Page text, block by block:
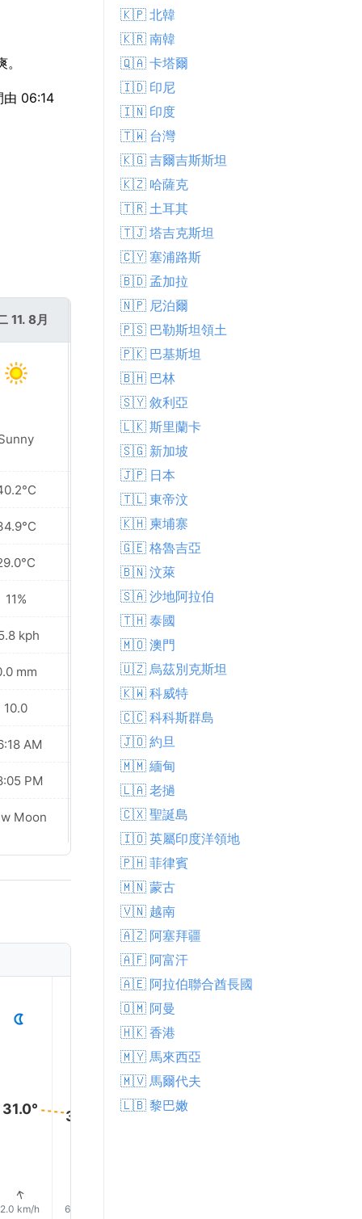
由 06:14
11. 8月
11%
kph
mm
10.0
AM
PM
Moon
38.8°C
34.6°C
30.3°C
23%
17.3 kph
0.0 mm
9.0
06:19 AM
08:03 PM
New Moon
31.0°
↑
2.0 km/h
30.0°
6.0 km/h
2 3
🇰🇵 北韓
🇰🇷 南韓
🇶🇦 卡塔爾
🇮🇩 印尼
🇮🇳 印度
🇹🇼 台灣
🇰🇬 吉爾吉斯斯坦
🇰🇿 哈薩克
🇹🇷 土耳其
🇹🇯 塔吉克斯坦
🇨🇾 塞浦路斯
🇧🇩 孟加拉
🇳🇵 尼泊爾
🇵🇸 巴勒斯坦領土
🇵🇰 巴基斯坦
🇧🇭 巴林
🇸🇾 敘利亞
🇱🇰 斯里蘭卡
🇸🇬 新加坡
🇯🇵 日本
🇹🇱 東帝汶
🇰🇭 柬埔寨
🇬🇪 格魯吉亞
🇧🇳 汶萊
🇸🇦 沙地阿拉伯
🇹🇭 泰國
🇲🇴 澳門
🇺🇿 烏茲別克斯坦
🇰🇼 科威特
🇨🇨 科科斯群島
🇯🇴 約旦
🇲🇲 緬甸
🇱🇦 老撾
🇨🇽 聖誕島
🇮🇴 英屬印度洋領地
🇵🇭 菲律賓
🇲🇳 蒙古
🇻🇳 越南
🇦🇿 阿塞拜疆
🇦🇫 阿富汗
🇦🇪 阿拉伯聯合酋長國
🇴🇲 阿曼
🇭🇰 香港
🇲🇾 馬來西亞
🇲🇻 馬爾代夫
🇱🇧 黎巴嫩